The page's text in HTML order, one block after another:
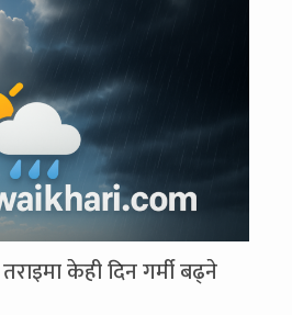
केही दिन गर्मी बढ्ने